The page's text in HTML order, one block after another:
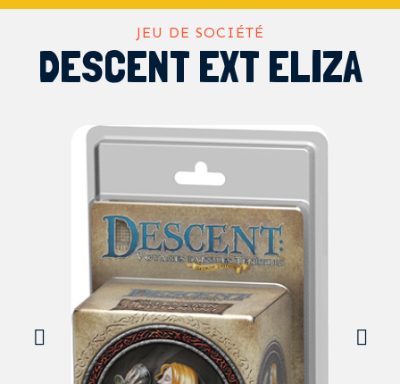
JEU DE SOCIÉTÉ
DESCENT EXT ELIZA